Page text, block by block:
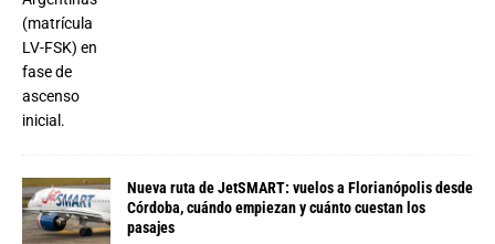
Nueva ruta de JetSMART: vuelos a Florianópolis desde
Córdoba, cuándo empiezan y cuánto cuestan los
pasajes